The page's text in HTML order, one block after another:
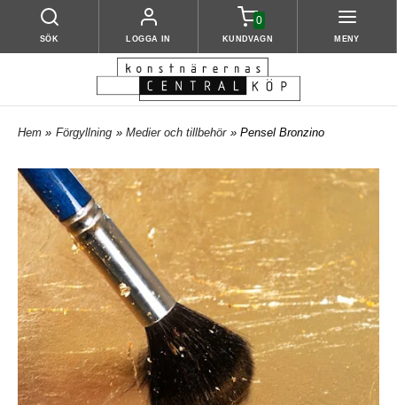
SÖK LOGGA IN
0
KUNDVAGN MENY
Hem » Förgyllning » Medier och tillbehör » Pensel Bronzino